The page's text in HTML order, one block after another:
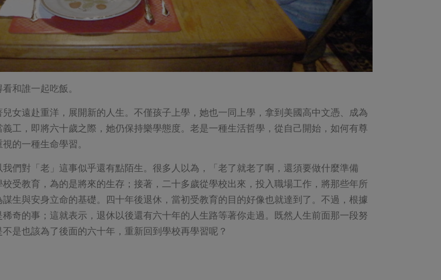
和誰一起吃飯。
女遠赴重洋，展開新的人生。不僅孩子上學，她也一同上學，拿到美國高中文憑、成為
工，即將六十歲之際，她仍保持樂學態度。老是一種生活哲學，從自己開始，如何有尊
的一種生命學習。
們對「老」這事似乎還有點陌生。很多人以為，「老了就老了啊，還須要做什麼準備
受教育，為的是將來的生存；接著，二十多歲從學校出來，投入職場工作，將那些年所
生與安身立命的基礎。四十年後退休，當初受教育的目的好像也就達到了。不過，根據
奇的事；這就表示，退休以後還有六十年的人生路等著你走過。既然人生前面那一段努
是也該為了後面的六十年，重新回到學校再學習呢？